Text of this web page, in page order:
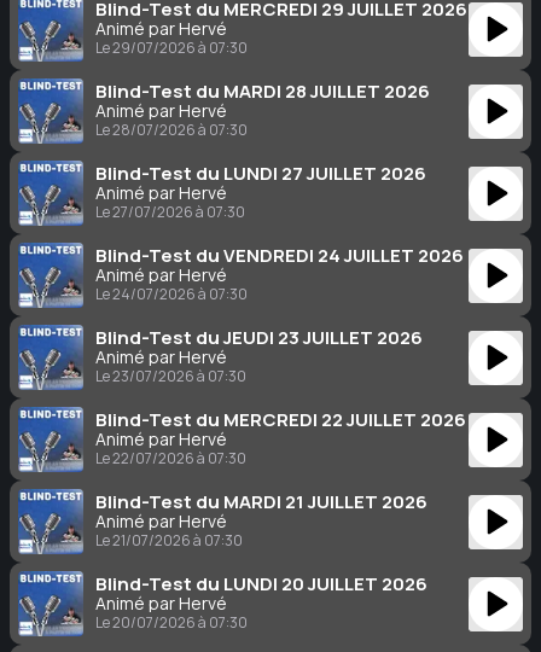
Blind-Test du MERCREDI 29 JUILLET 2026
Animé par Hervé
Le 29/07/2026 à 07:30
Blind-Test du MARDI 28 JUILLET 2026
Animé par Hervé
Le 28/07/2026 à 07:30
Blind-Test du LUNDI 27 JUILLET 2026
Animé par Hervé
Le 27/07/2026 à 07:30
Blind-Test du VENDREDI 24 JUILLET 2026
Animé par Hervé
Le 24/07/2026 à 07:30
Blind-Test du JEUDI 23 JUILLET 2026
Animé par Hervé
Le 23/07/2026 à 07:30
Blind-Test du MERCREDI 22 JUILLET 2026
Animé par Hervé
Le 22/07/2026 à 07:30
Blind-Test du MARDI 21 JUILLET 2026
Animé par Hervé
Le 21/07/2026 à 07:30
Blind-Test du LUNDI 20 JUILLET 2026
Animé par Hervé
Le 20/07/2026 à 07:30